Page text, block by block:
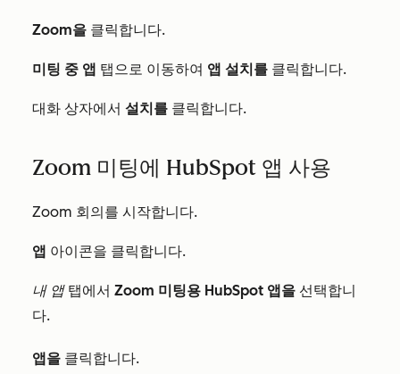
Zoom을 클릭합니다.
미팅 중 앱 탭으로 이동하여 앱 설치를 클릭합니다.
대화 상자에서 설치를 클릭합니다.
Zoom 미팅에 HubSpot 앱 사용
Zoom 회의를 시작합니다.
앱 아이콘을 클릭합니다.
내 앱탭에서 Zoom 미팅용 HubSpot 앱을 선택합니
다.
앱을 클릭합니다.